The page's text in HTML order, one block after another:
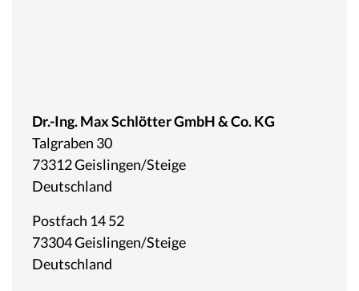
Dr.-Ing. Max Schlötter GmbH & Co. KG
Talgraben 30
73312 Geislingen/Steige
Deutschland
Postfach 14 52
73304 Geislingen/Steige
Deutschland